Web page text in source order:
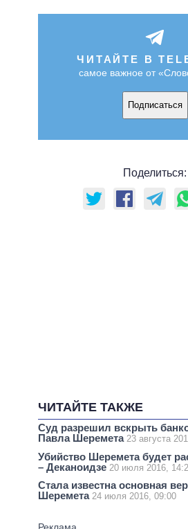
ЧИТАЙТЕ В
самое важное от
Подписаться
Поделиться:
ЧИТАЙТЕ ТАКЖЕ
Суд разрешил вскрыть
Павла Шеремета 23 августа
Убийство Шеремета будет
– Деканоидзе 20 июля 2016,
Стала известна основная
Шеремета 24 июля 2016, 09:00